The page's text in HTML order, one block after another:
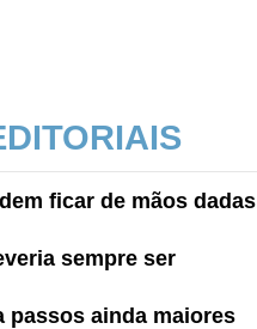
ficar de mãos dadas
sempre ser
passos ainda maiores